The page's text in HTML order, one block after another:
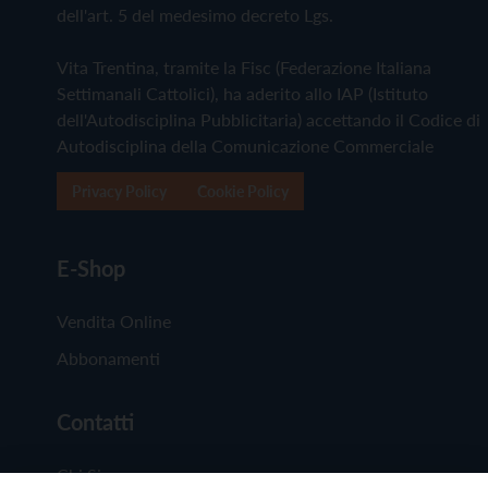
dell'art. 5 del medesimo decreto Lgs.
Vita Trentina, tramite la Fisc (Federazione Italiana
Settimanali Cattolici), ha aderito allo IAP (Istituto
dell'Autodisciplina Pubblicitaria) accettando il Codice di
Autodisciplina della Comunicazione Commerciale
E-Shop
Vendita Online
Abbonamenti
Contatti
Chi Siamo